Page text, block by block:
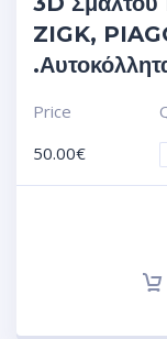
ZIGK,
Price
50.00€